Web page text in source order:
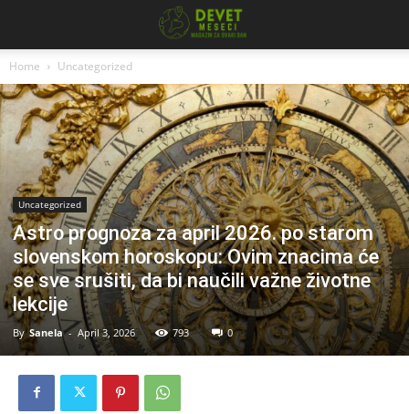
Home Uncategorized
Uncategorized
Astro prognoza za april 2026. po starom
slovenskom horoskopu: Ovim znacima će
se sve srušiti, da bi naučili važne životne
lekcije
By Sanela - April 3, 2026 793 0